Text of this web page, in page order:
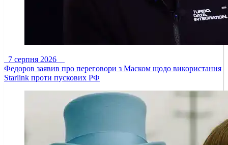
7 серпня 2026
Федоров заявив про переговори з Маском щодо використання
Starlink проти пускових РФ